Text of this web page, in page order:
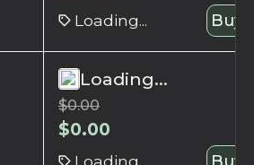
Loading... Buy
Loading...
$0.00
$0.00
Loading... Buy